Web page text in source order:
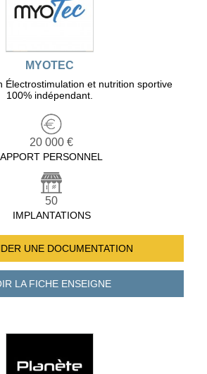
MYOTEC
Électrostimulation et nutrition sportive
100% indépendant.
20 000 €
APPORT PERSONNEL
50
IMPLANTATIONS
UNE DOCUMENTATION
LA FICHEENSEIGNE